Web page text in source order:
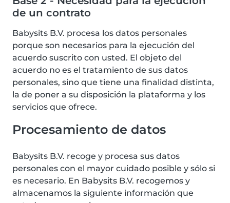
de un contrato
Babysits B.V. procesa los datos personales
porque son necesarios para la ejecución del
acuerdo suscrito con usted. El objeto del
acuerdo no es el tratamiento de sus datos
personales, sino que tiene una finalidad distinta,
la de poner a su disposición la plataforma y los
servicios que ofrece.
Procesamiento de datos
Babysits B.V. recoge y procesa sus datos
personales con el mayor cuidado posible y sólo si
es necesario. En Babysits B.V. recogemos y
almacenamos la siguiente información que